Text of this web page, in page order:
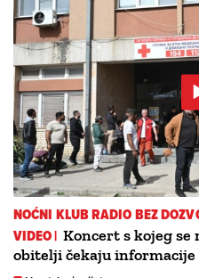
NOĆNI KLUB RADIO BEZ
VIDEO | Koncert s kojeg
obitelji čekaju